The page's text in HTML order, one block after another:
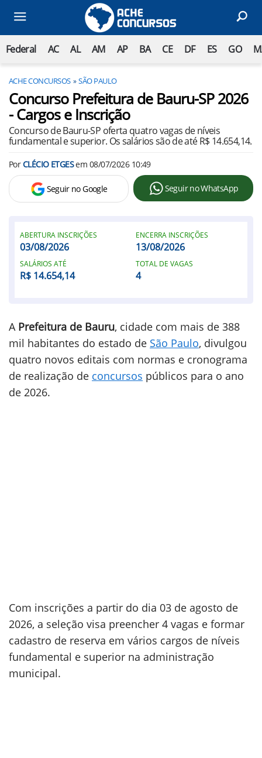
Federal AC AL AM AP BA CE DF ES GO
ACHE CONCURSOS SÃO PAULO
Concurso Prefeitura de Bauru-SP 2026
- Cargos e Inscrição
Concurso de Bauru-SP oferta quatro vagas de níveis
fundamental e superior. Os salários são de até R$ 14.654,14.
PorCLÉCIO ETGESem 08/07/2026 10:49
Seguir no Google Seguir no WhatsApp
A Prefeitura de Bauru, cidade com mais de 388
mil habitantes do estado de São Paulo, divulgou
quatro novos editais com normas e cronograma
de realização de concursos públicos para o ano
de 2026.
ABERTURA INSCRIÇÕES
03/08/2026
ENCERRA INSCRIÇÕES
13/08/2026
SALÁRIOS ATÉ
R$ 14.654,14
TOTAL DE VAGAS
4
Com inscrições a partir do dia 03 de agosto de
2026, a seleção visa preencher 4 vagas e formar
cadastro de reserva em vários cargos de níveis
fundamental e superior na administração
municipal.